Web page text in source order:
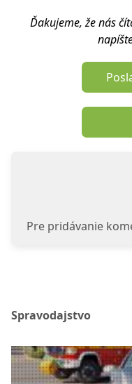
Ďakujeme, že nás
Pre pridávanie
Spravodajstvo